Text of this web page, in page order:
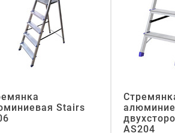
Stairs
АS204